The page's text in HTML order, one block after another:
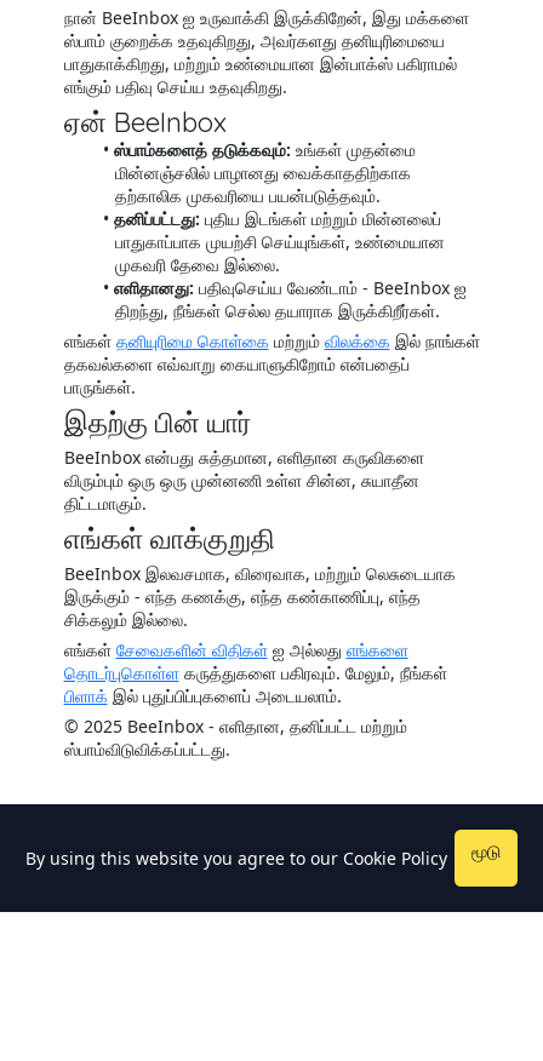
நான் BeeInbox ஐ உருவாக்கி இருக்கிறேன், இது மக்களை
ஸ்பாம் குறைக்க உதவுகிறது, அவர்களது தனியுரிமையை
பாதுகாக்கிறது, மற்றும் உண்மையான இன்பாக்ஸ் பகிராமல்
எங்கும் பதிவு செய்ய உதவுகிறது.
ஏன் BeeInbox
ஸ்பாம்களைத் தடுக்கவும்: உங்கள் முதன்மை
மின்னஞ்சலில் பாழானது வைக்காததிற்காக
தற்காலிக முகவரியை பயன்படுத்தவும்.
தனிப்பட்டது: புதிய இடங்கள் மற்றும் மின்னலைப்
பாதுகாப்பாக முயற்சி செய்யுங்கள், உண்மையான
முகவரி தேவை இல்லை.
எளிதானது: பதிவுசெய்ய வேண்டாம் - BeeInbox ஐ
திறந்து, நீங்கள் செல்ல தயாராக இருக்கிறீர்கள்.
எங்கள் தனியுரிமை கொள்கை மற்றும் விலக்கை இல் நாங்கள்
தகவல்களை எவ்வாறு கையாளுகிறோம் என்பதைப்
பாருங்கள்.
இதற்கு பின் யார்
BeeInbox என்பது சுத்தமான, எளிதான கருவிகளை
விரும்பும் ஒரு ஒரு முன்னணி உள்ள சின்ன, சுயாதீன
திட்டமாகும்.
எங்கள் வாக்குறுதி
BeeInbox இலவசமாக, விரைவாக, மற்றும் லெசுடையாக
இருக்கும் - எந்த கணக்கு, எந்த கண்காணிப்பு, எந்த
சிக்கலும் இல்லை.
எங்கள் சேவைகளின் விதிகள்ஐ அல்லது எங்களை
தொடர்புகொள்ளகருத்துகளை பகிரவும். மேலும், நீங்கள்
பிளாக் இல் புதுப்பிப்புகளைப் அடையலாம்.
© 2025 BeeInbox - எளிதான, தனிப்பட்ட மற்றும்
ஸ்பாம்விடுவிக்கப்பட்டது.
By using this website you agree to our Cookie Policy மூடு